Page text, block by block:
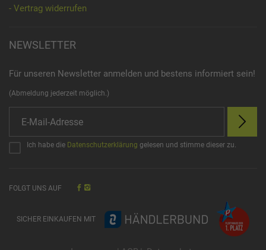
- Vertrag widerrufen
NEWSLETTER
Für unseren Newsletter anmelden und bestens informiert sein!
(Abmeldung jederzeit möglich.)
Ich habe die Datenschutzerklärung gelesen und stimme dieser zu.
FOLGT UNS AUF
SICHER EINKAUFEN MIT